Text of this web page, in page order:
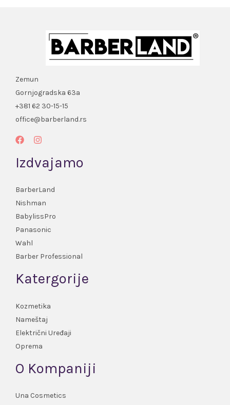
Zemun
Gornjogradska 63a
+381 62 30-15-15
office@barberland.rs
Izdvajamo
BarberLand
Nishman
BabylissPro
Panasonic
Wahl
Barber Professional
Katergorije
Kozmetika
Nameštaj
Električni Uređaji
Oprema
O Kompaniji
Una Cosmetics